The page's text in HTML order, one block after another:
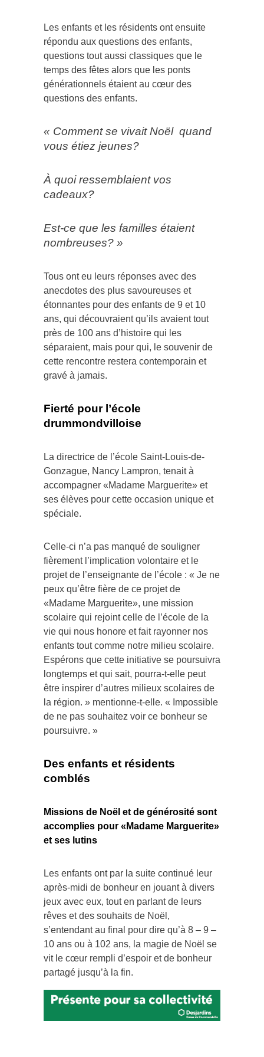
Les enfants et les résidents ont ensuite
répondu aux questions des enfants,
questions tout aussi classiques que le
temps des fêtes alors que les ponts
générationnels étaient au cœur des
questions des enfants.
« Comment se vivait Noël quand
vous étiez jeunes?
À quoi ressemblaient vos
cadeaux?
Est-ce que les familles étaient
nombreuses? »
Tous ont eu leurs réponses avec des
anecdotes des plus savoureuses et
étonnantes pour des enfants de 9 et 10
ans, qui découvraient qu’ils avaient tout
près de 100 ans d’histoire qui les
séparaient, mais pour qui, le souvenir de
cette rencontre restera contemporain et
gravé à jamais.
Fierté pour l’école
drummondvilloise
La directrice de l’école Saint-Louis-de-
Gonzague, Nancy Lampron, tenait à
accompagner «Madame Marguerite» et
ses élèves pour cette occasion unique et
spéciale.
Celle-ci n’a pas manqué de souligner
fièrement l’implication volontaire et le
projet de l’enseignante de l’école : « Je ne
peux qu’être fière de ce projet de
«Madame Marguerite», une mission
scolaire qui rejoint celle de l’école de la
vie qui nous honore et fait rayonner nos
enfants tout comme notre milieu scolaire.
Espérons que cette initiative se poursuivra
longtemps et qui sait, pourra-t-elle peut
être inspirer d’autres milieux scolaires de
la région. » mentionne-t-elle. « Impossible
de ne pas souhaitez voir ce bonheur se
poursuivre. »
Des enfants et résidents
comblés
Missions de Noël et de générosité sont
accomplies pour «Madame Marguerite»
et ses lutins
Les enfants ont par la suite continué leur
après-midi de bonheur en jouant à divers
jeux avec eux, tout en parlant de leurs
rêves et des souhaits de Noël,
s’entendant au final pour dire qu’à 8 – 9 –
10 ans ou à 102 ans, la magie de Noël se
vit le cœur rempli d’espoir et de bonheur
partagé jusqu’à la fin.